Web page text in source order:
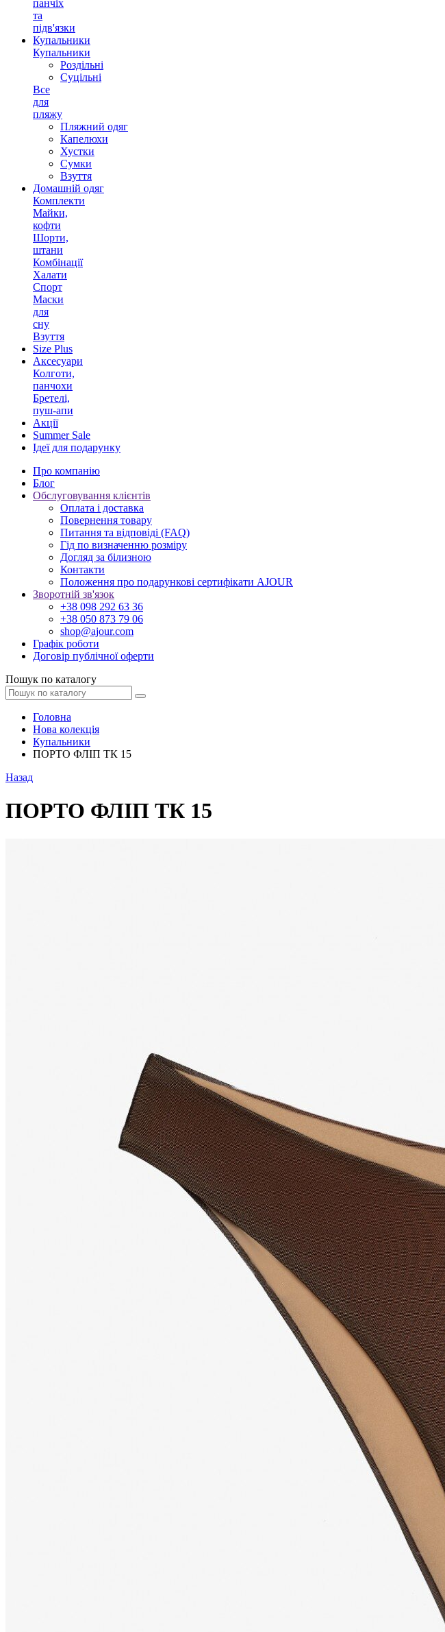
панчіх
та
підв'язки
Купальники
Купальники
Роздільні
Суцільні
Все
для
пляжу
Пляжний одяг
Капелюхи
Хустки
Сумки
Взуття
Домашній одяг
Комплекти
Майки,
кофти
Шорти,
штани
Комбінації
Халати
Спорт
Маски
для
сну
Взуття
Size Plus
Аксесуари
Колготи,
панчохи
Бретелі,
пуш-апи
Акції
Summer Sale
Ідеї для подарунку
Про компанію
Блог
Обслуговування клієнтів
Оплата і доставка
Повернення товару
Питання та відповіді (FAQ)
Гід по визначенню розміру
Догляд за білизною
Контакти
Положення про подарункові сертифікати AJOUR
Зворотній зв'язок
+38 098 292 63 36
+38 050 873 79 06
shop@ajour.com
Графік роботи
Договір публічної оферти
Пошук по каталогу
Головна
Нова колекція
Купальники
ПОРТО ФЛІП ТК 15
Назад
ПОРТО ФЛІП ТК 15